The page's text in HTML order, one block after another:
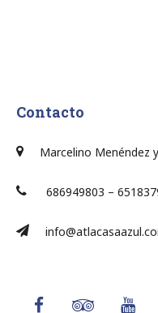
Contacto
Marcelino Menéndez
686949803 –